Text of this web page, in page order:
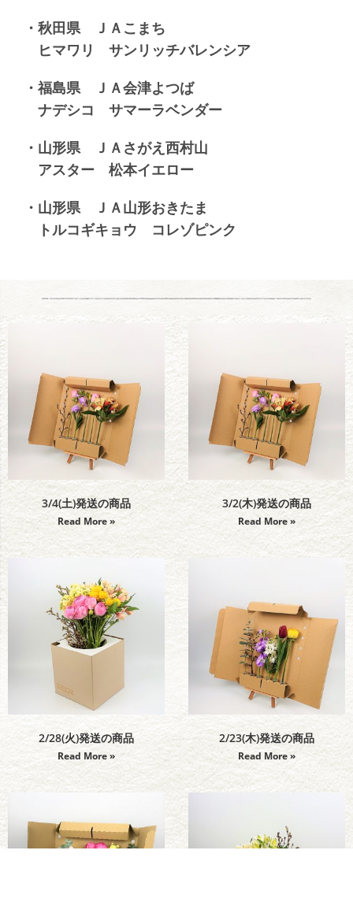
・秋田県 ＪＡこまち
ヒマワリ サンリッチバレンシア
・福島県 ＪＡ会津よつば
ナデシコ サマーラベンダー
・山形県 ＪＡさがえ西村山
アスター 松本イエロー
・山形県 ＪＡ山形おきたま
トルコギキョウ コレゾピンク
3/4(土)発送の商品
Read More »
3/2(木)発送の商品
Read More »
2/28(火)発送の商品
Read More »
2/23(木)発送の商品
Read More »